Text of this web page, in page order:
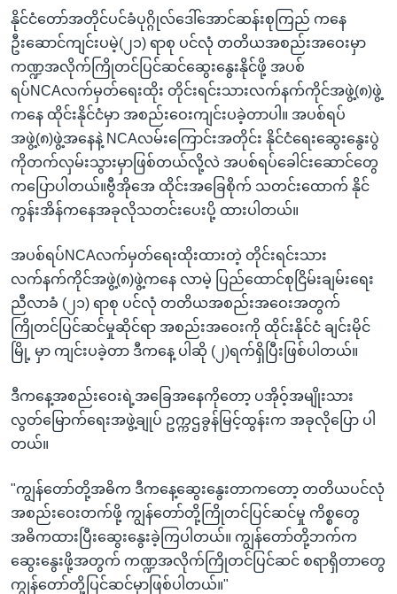
ရန်
ရှာဖွေ
ရန်
နေရာ
သို့
ကျော်
ရန်
ဘာသာစကားများ
နိုင်ငံတော်အတိုင်ပင်ခံပုဂ္ဂိုလ်ဒေါ်အောင်ဆန်းစုကြည် ကနေ
ဦးဆောင်ကျင်းပမဲ့(၂၁) ရာစု ပင်လုံ တတိယအစည်းအဝေးမှာ
ကဏ္ဍအလိုက်ကြိုတင်ပြင်ဆင်ဆွေးနွေးနိုင်ဖို့ အပစ်
ရပ်NCAလက်မှတ်ရေးထိုး တိုင်းရင်းသားလက်နက်ကိုင်အဖွဲ့(၈)ဖွဲ့
ကနေ ထိုင်းနိုင်ငံမှာ အစည်းဝေးကျင်းပခဲ့တာပါ။ အပစ်ရပ်
အဖွဲ့(၈)ဖွဲ့အနေနဲ့ NCAလမ်းကြောင်းအတိုင်း နိုင်ငံရေးဆွေးနွေးပွဲ
ကိုတက်လှမ်းသွားမှာဖြစ်တယ်လို့လဲ အပစ်ရပ်ခေါင်းဆောင်တွေ
ကပြောပါတယ်။ဗွီအိုအေ ထိုင်းအခြေစိုက် သတင်းထောက် နိုင်
ကွန်းအိန်ကနေအခုလိုသတင်းပေးပို့ ထားပါတယ်။
အပစ်ရပ်NCAလက်မှတ်ရေးထိုးထားတဲ့ တိုင်းရင်းသား
လက်နက်ကိုင်အဖွဲ့(၈)ဖွဲ့ကနေ လာမဲ့ ပြည်ထောင်စုငြိမ်းချမ်းရေး
ညီလာခံ (၂၁) ရာစု ပင်လုံ တတိယအစည်းအဝေးအတွက်
ကြိုတင်ပြင်ဆင်မှုဆိုင်ရာ အစည်းအဝေးကို ထိုင်းနိုင်ငံ ချင်းမိုင်
မြို့ မှာ ကျင်းပခဲ့တာ ဒီကနေ့ ပါဆို (၂)ရက်ရှိပြီးဖြစ်ပါတယ်။
ဒီကနေ့အစည်းဝေးရဲ့အခြေအနေကိုတော့ ပအိုဝ့်အမျိုးသား
လွတ်မြောက်ရေးအဖွဲ့ချုပ် ဥက္ကဌခွန်မြင့်ထွန်းက အခုလိုပြော ပါ
တယ်။
"ကျွန်တော်တို့အဓိက ဒီကနေ့ဆွေးနွေးတာကတော့ တတိယပင်လုံ
အစည်းဝေးတက်ဖို့ ကျွန်တော်တို့ကြိုတင်ပြင်ဆင်မှု ကိစ္စတွေ
အဓိကထားပြီးဆွေးနွေးခဲ့ကြပါတယ်။ ကျွန်တော်တို့ဘက်က
ဆွေးနွေးဖို့အတွက် ကဏ္ဍအလိုက်ကြိုတင်ပြင်ဆင် စရာရှိတာတွေ
ကျွန်တော်တို့ပြင်ဆင်မှာဖြစ်ပါတယ်။"